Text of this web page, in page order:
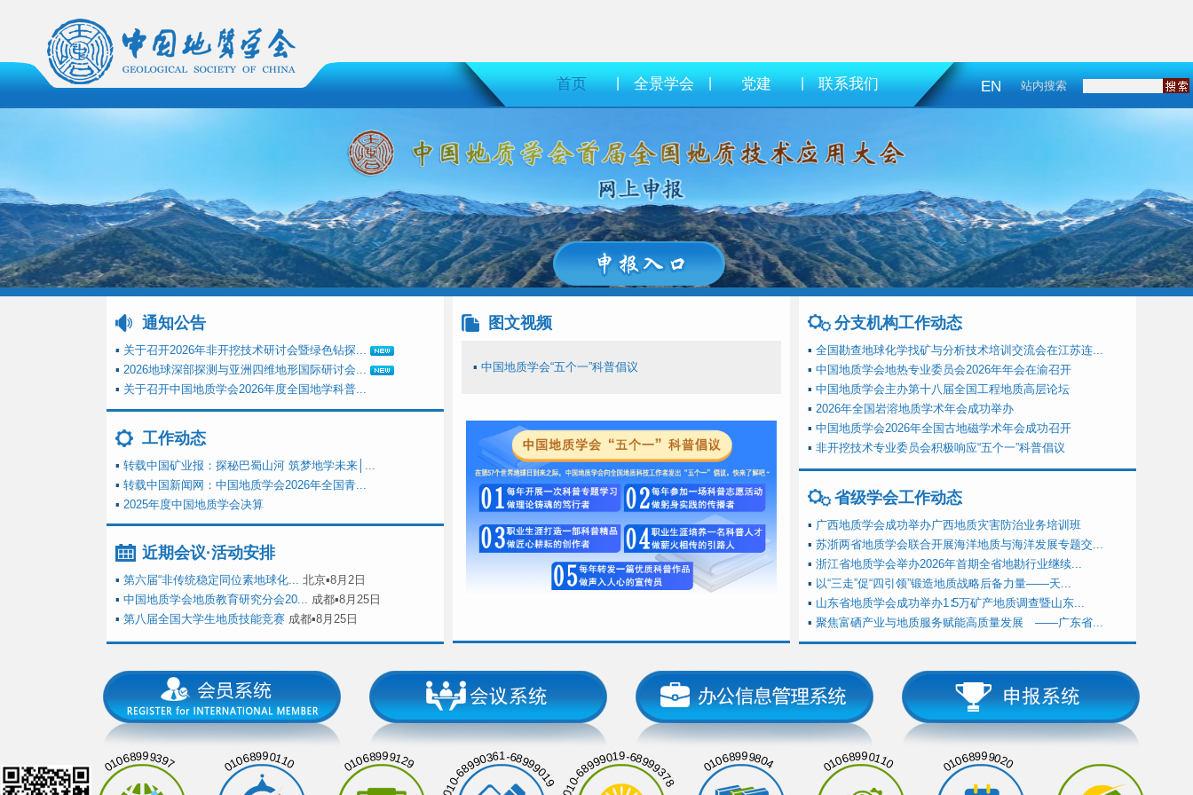
首页 | 全景学会 | 党建 | 联系我们 EN 站内搜索
通知公告
▪ 关于召开2026年非开挖技术研讨会暨绿色钻探...
▪ 2026地球深部探测与亚洲四维地形国际研讨会...
▪ 关于召开中国地质学会2026年度全国地学科普...
工作动态
▪ 转载中国矿业报：探秘巴蜀山河 筑梦地学未来│...
▪ 转载中国新闻网：中国地质学会2026年全国青...
▪ 2025年度中国地质学会决算
近期会议·活动安排
▪ 第六届“非传统稳定同位素地球化... 北京▪8月2日
▪ 中国地质学会地质教育研究分会20... 成都▪8月25日
▪ 第八届全国大学生地质技能竞赛 成都▪8月25日
图文视频
▪ 中国地质学会“五个一”科普倡议
分支机构工作动态
▪ 全国勘查地球化学找矿与分析技术培训交流会在江苏连...
▪ 中国地质学会地热专业委员会2026年年会在渝召开
▪ 中国地质学会主办第十八届全国工程地质高层论坛
▪ 2026年全国岩溶地质学术年会成功举办
▪ 中国地质学会2026年全国古地磁学术年会成功召开
▪ 非开挖技术专业委员会积极响应“五个一”科普倡议
省级学会工作动态
▪ 广西地质学会成功举办广西地质灾害防治业务培训班
▪ 苏浙两省地质学会联合开展海洋地质与海洋发展专题交...
▪ 浙江省地质学会举办2026年首期全省地勘行业继续...
▪ 以“三走”促“四引领”锻造地质战略后备力量——天...
▪ 山东省地质学会成功举办1∶5万矿产地质调查暨山东...
▪ 聚焦富硒产业与地质服务赋能高质量发展 ——广东省...
01068999397 01068990110 01068999129 010-68990361-68999019 010-68999019-68999378 01068999804 01068990110 01068999020